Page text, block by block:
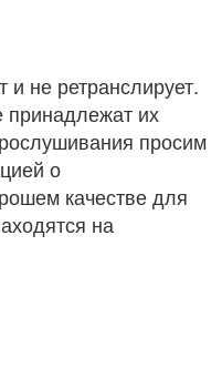
и не ретранслирует.
их
просим
о
качестве для
на